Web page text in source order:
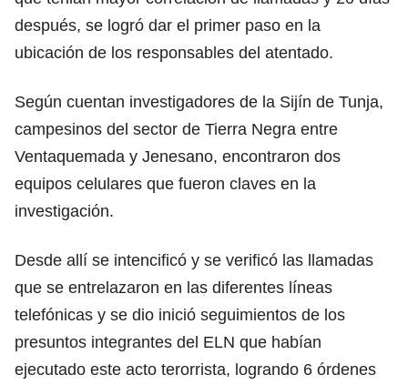
después, se logró dar el primer paso en la
ubicación de los responsables del atentado.
Según cuentan investigadores de la Sijín de Tunja,
campesinos del sector de Tierra Negra entre
Ventaquemada y Jenesano, encontraron dos
equipos celulares que fueron claves en la
investigación.
Desde allí se intencificó y se verificó las llamadas
que se entrelazaron en las diferentes líneas
telefónicas y se dio inició seguimientos de los
presuntos integrantes del ELN que habían
ejecutado este acto terorrista, logrando 6 órdenes